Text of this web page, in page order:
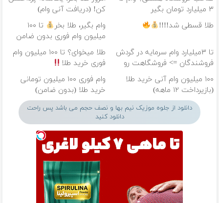
۳ میلیارد تومان بگیر
کن! (دریافت آنی وام)
طلا قسطی شد!!!!
وام بگیر، طلا بخر
تا ۱۰۰
میلیون وام فوری بدون ضامن
تا ۳میلیارد وام سرمایه در گردش
فروشندگان => فروشگاهت رو
ثبت کن
طلا میخوای؟ تا ۱۰۰ میلیون وام
فوری خرید طلا
۱۰۰ میلیون وام آنی خرید طلا
(بازپرداخت ۱۲ ماهه)
وام فوری ۱۰۰ میلیون تومانی
خرید طلا (بدون ضامن)
دانلود از جلوه موزیک نیم بها و نصف حجم می باشد پس راحت
دانلود کنید